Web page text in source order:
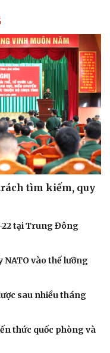
tìm kiếm, quy
tại Trung Đông
vào thế lưỡng
sau nhiều tháng
thức quốc phòng và